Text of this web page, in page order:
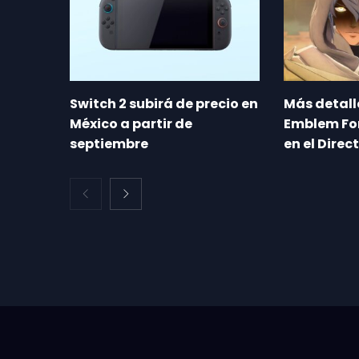
Switch 2 subirá de precio en
México a partir de
septiembre
Más
Emblem
en el